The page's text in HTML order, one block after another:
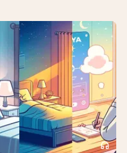
headphones